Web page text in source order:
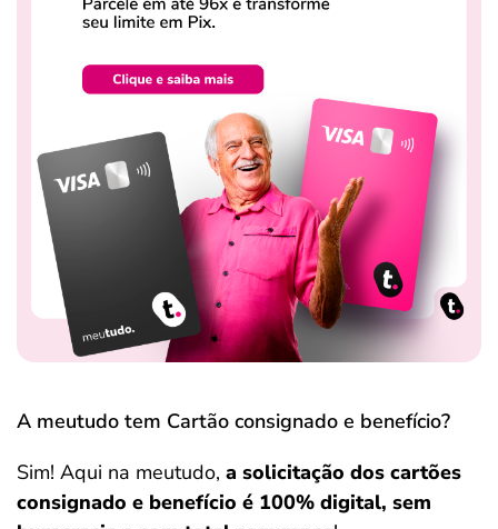
A meutudo tem Cartão consignado e benefício?
Sim! Aqui na meutudo, a solicitação dos cartões
consignado e benefício é 100% digital, sem